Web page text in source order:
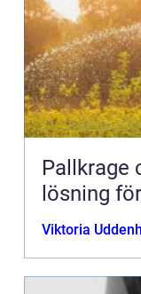
Pallkrage
lösning
Viktoria